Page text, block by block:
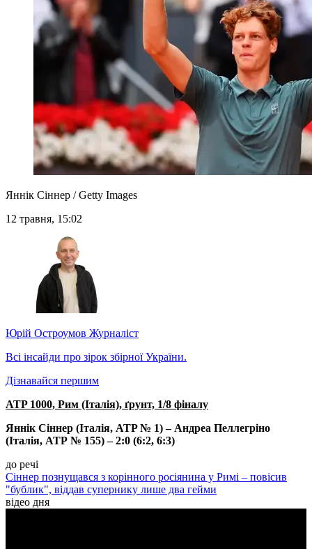
Яннік Сіннер / Getty Images
12 травня, 15:02
Юрій Остроумов Журналіст
Всі інсайди про зірок збірної України.
Дізнавайся першим
ATP 1000, Рим (Італія), ґрунт, 1/8 фіналу
Яннік Сіннер (Італія, ATP № 1) – Андреа Пеллегріно
(Італія, АТР № 155) – 2:0 (6:2, 6:3)
до речі
Сіннер познущався з корінного росіянина у Римі – повісив
"бублик", віддав супернику лише два гейми
відео дня